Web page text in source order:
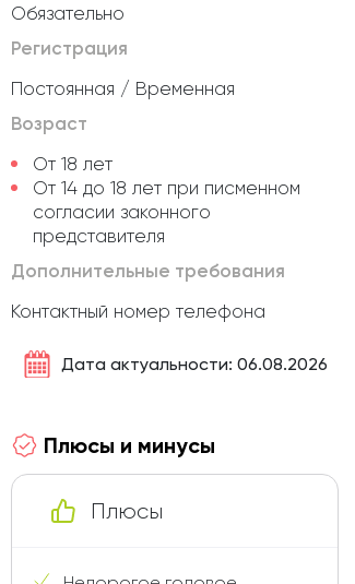
Обязательно
Регистрация
Постоянная / Временная
Возраст
От 18 лет
От 14 до 18 лет при писменном
согласии законного
представителя
Дополнительные требования
Контактный номер телефона
Дата актуальности: 06.08.2026
Плюсы и минусы
Плюсы